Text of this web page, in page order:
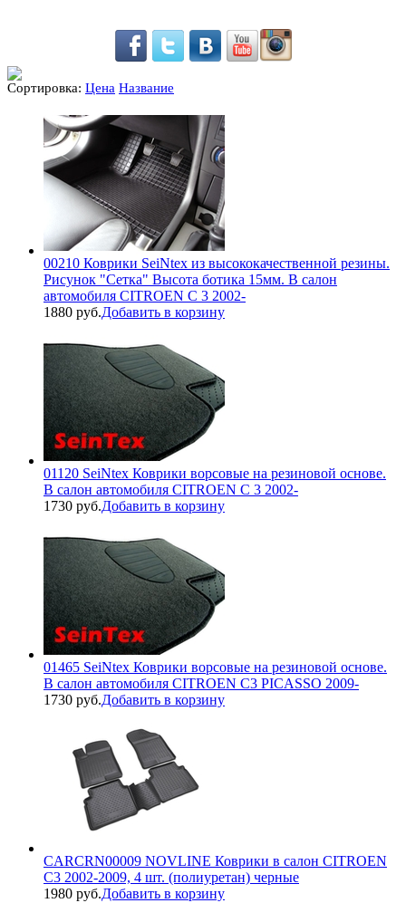
Сортировка: Цена Название
00210 Коврики SeiNtex из высококачественной резины.
Рисунок "Сетка" Высота ботика 15мм. В салон
автомобиля CITROEN С 3 2002-
1880 руб.Добавить в корзину
01120 SeiNtex Коврики ворсовые на резиновой основе.
В салон автомобиля CITROEN С 3 2002-
1730 руб.Добавить в корзину
01465 SeiNtex Коврики ворсовые на резиновой основе.
В салон автомобиля CITROEN С3 PICASSO 2009-
1730 руб.Добавить в корзину
CARCRN00009 NOVLINE Коврики в салон CITROEN
C3 2002-2009, 4 шт. (полиуретан) черные
1980 руб.Добавить в корзину